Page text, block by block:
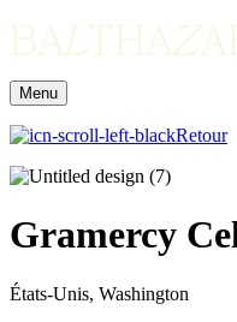
Menu
Retour
Gramercy
États-Unis, Washington